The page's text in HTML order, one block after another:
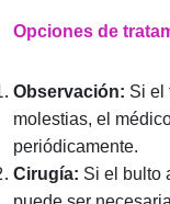
Opciones de
Observación: Si el
molestias, el
periódicamente.
Cirugía: Si el bulto